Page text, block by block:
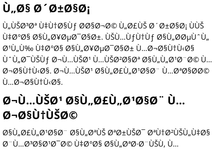
Ù„Ø§ Ø´Ø±Ø§Ø¡
Ù„ÙŠØ³Øª Ù‡Ù†Ø§Ùƒ Ø­Ø§Ø¬Ø© Ù„Ø£ÙŠ Ø´Ø±Ø§Ø¡ ÙÙŠ
Ù‡Ø°Ø§ Ø§Ù„Ø¥ØµØ¯Ø§Ø±. ÙŠÙ…ÙƒÙ†Ùƒ Ø§Ù„Ø­ØµÙˆÙ„
Ø¹Ù„Ù‰ Ù‡Ø°Ø§ Ø§Ù„Ø¥ØµØ¯Ø§Ø± Ù…Ø¬Ø§Ù†Ù‹Ø§
ÙˆÙ„Ø¯ÙŠÙƒ Ø¬Ù…ÙŠØ¹ Ù…ÙŠØ²Ø§Øª Ø§Ù„Ù„Ø¹Ø¨Ø© Ù…
Ø¬Ø§Ù†Ù‹Ø§. Ø¬Ù…ÙŠØ¹ Ø§Ù„Ø£Ù„Ø¹Ø§Ø¨ Ù…ØªØ§Ø­Ø©
Ù…Ø¬Ø§Ù†Ù‹Ø§.
Ø¬Ù…ÙŠØ¹ Ø§Ù„Ø£Ù„Ø¹Ø§Ø¨ Ù…
Ø¬Ø§Ù†ÙŠØ©
Ø§Ù„Ø£Ù„Ø¹Ø§Ø¨ Ø§Ù„ØªÙŠ ØªØ±ÙŠØ¯ ØªÙ†Ø²ÙŠÙ„Ù‡Ø§
Ø¨Ù…Ø³Ø§Ø¹Ø¯Ø© Ù‡Ø°Ø§ Ø§Ù„ØªØ·Ø¨ÙŠÙ‚ Ù…